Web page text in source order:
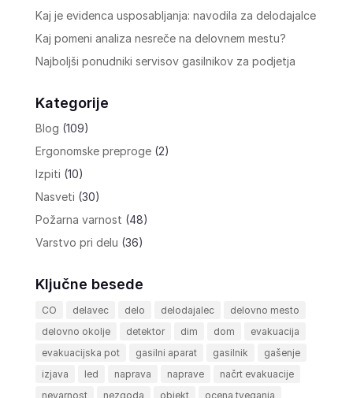
Kaj je evidenca usposabljanja: navodila za delodajalce
Kaj pomeni analiza nesreče na delovnem mestu?
Najboljši ponudniki servisov gasilnikov za podjetja
Kategorije
Blog (109)
Ergonomske preproge(2)
Izpiti (10)
Nasveti (30)
Požarna varnost (48)
Varstvo pri delu (36)
Ključne besede
CO delavec delo delodajalec
delovno mesto
delovno okolje
detektor dim dom
evakuacija
evakuacijska pot
gasilni aparat gasilnik
gašenje
izjava
led naprava naprave
načrt evakuacije
nevarnost
nezgoda objekt
ocena tveganja